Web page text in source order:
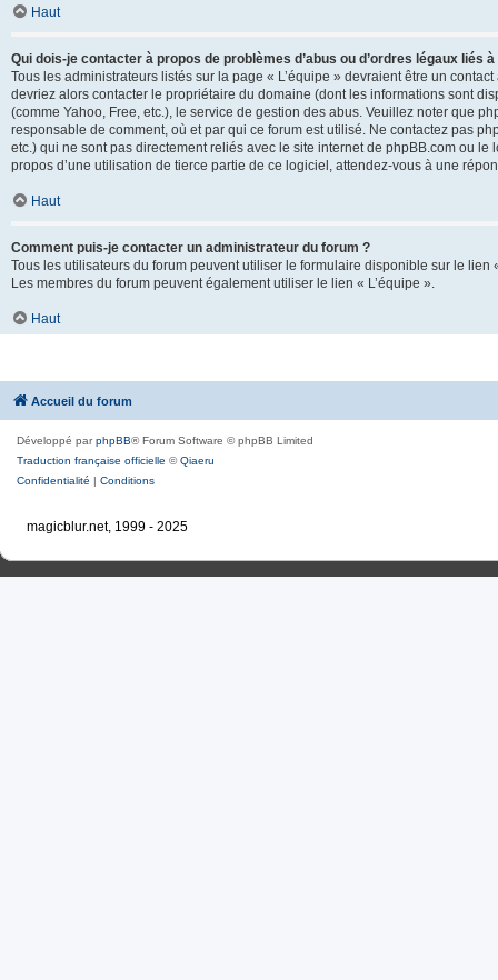
Haut
Qui dois-je contacter à propos de problèmes d’abus ou d’ordres légaux liés
Tous les administrateurs listés sur la page « L’équipe » devraient être un
devriez alors contacter le propriétaire du domaine (dont les informations sont
(comme Yahoo, Free, etc.), le service de gestion des abus. Veuillez noter que
responsable de comment, où et par qui ce forum est utilisé. Ne contactez pas
etc.) qui ne sont pas directement reliés avec le site internet de phpBB.com ou
propos d’une utilisation de tierce partie de ce logiciel, attendez-vous à une
Haut
Comment puis-je contacter un administrateur du forum ?
Tous les utilisateurs du forum peuvent utiliser le formulaire disponible sur le
Les membres du forum peuvent également utiliser le lien « L’équipe ».
Haut
Accueil du forum
Développé parphpBB® Forum Software © phpBB Limited
Traduction française officielle ©Qiaeru
Confidentialité | Conditions
magicblur.net, 1999 - 2025